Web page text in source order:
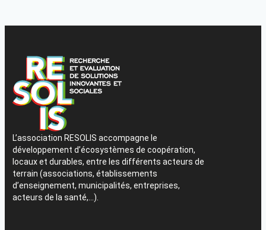
L’association RESOLIS accompagne le
développement d’écosystèmes de coopération,
locaux et durables, entre les différents acteurs de
terrain (associations, établissements
d’enseignement, municipalités, entreprises,
acteurs de la santé,…).